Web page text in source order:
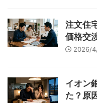
注文住
価格交
2026/
イオン
た？原